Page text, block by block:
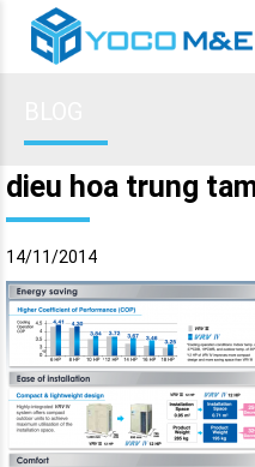
dieu hoa trung
14/11/2014